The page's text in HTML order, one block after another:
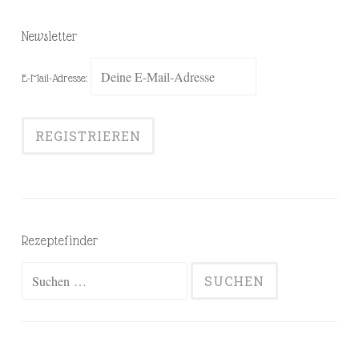
Newsletter
E-Mail-Adresse:
Rezeptefinder